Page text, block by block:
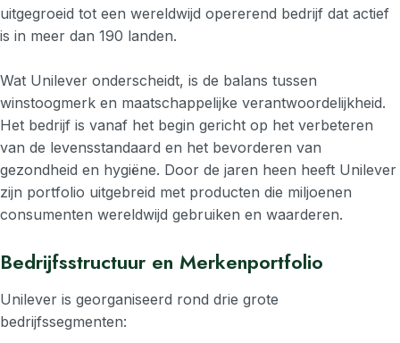
uitgegroeid tot een wereldwijd opererend bedrijf dat actief
is in meer dan 190 landen.
Wat Unilever onderscheidt, is de balans tussen
winstoogmerk en maatschappelijke verantwoordelijkheid.
Het bedrijf is vanaf het begin gericht op het verbeteren
van de levensstandaard en het bevorderen van
gezondheid en hygiëne. Door de jaren heen heeft Unilever
zijn portfolio uitgebreid met producten die miljoenen
consumenten wereldwijd gebruiken en waarderen.
Bedrijfsstructuur en Merkenportfolio
Unilever is georganiseerd rond drie grote
bedrijfssegmenten: